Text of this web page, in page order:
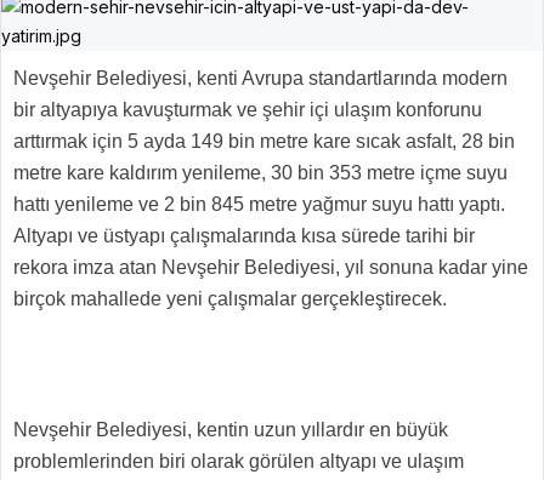
Nevşehir Belediyesi, kenti Avrupa standartlarında modern
bir altyapıya kavuşturmak ve şehir içi ulaşım konforunu
arttırmak için 5 ayda 149 bin metre kare sıcak asfalt, 28 bin
metre kare kaldırım yenileme, 30 bin 353 metre içme suyu
hattı yenileme ve 2 bin 845 metre yağmur suyu hattı yaptı.
Altyapı ve üstyapı çalışmalarında kısa sürede tarihi bir
rekora imza atan Nevşehir Belediyesi, yıl sonuna kadar yine
birçok mahallede yeni çalışmalar gerçekleştirecek.
Nevşehir Belediyesi, kentin uzun yıllardır en büyük
problemlerinden biri olarak görülen altyapı ve ulaşım